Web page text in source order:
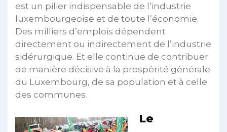
est un pilier indispensable de l’industrie
luxembourgeoise et de toute l’économie.
Des milliers d’emplois dépendent
directement ou indirectement de l’industrie
sidérurgique. Et elle continue de contribuer
de manière décisive à la prospérité générale
du Luxembourg, de sa population et à celle
des communes.
Le